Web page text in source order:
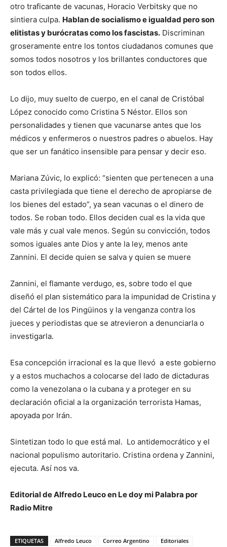
otro traficante de vacunas, Horacio Verbitsky que no
sintiera culpa. Hablan de socialismo e igualdad pero son
elitistas y burócratas como los fascistas. Discriminan
groseramente entre los tontos ciudadanos comunes que
somos todos nosotros y los brillantes conductores que
son todos ellos.
Lo dijo, muy suelto de cuerpo, en el canal de Cristóbal
López conocido como Cristina 5 Néstor. Ellos son
personalidades y tienen que vacunarse antes que los
médicos y enfermeros o nuestros padres o abuelos. Hay
que ser un fanático insensible para pensar y decir eso.
Mariana Zúvic, lo explicó: “sienten que pertenecen a una
casta privilegiada que tiene el derecho de apropiarse de
los bienes del estado”, ya sean vacunas o el dinero de
todos. Se roban todo. Ellos deciden cual es la vida que
vale más y cual vale menos. Según su convicción, todos
somos iguales ante Dios y ante la ley, menos ante
Zannini. El decide quien se salva y quien se muere
Zannini, el flamante verdugo, es, sobre todo el que
diseñó el plan sistemático para la impunidad de Cristina y
del Cártel de los Pingüinos y la venganza contra los
jueces y periodistas que se atrevieron a denunciarla o
investigarla.
Esa concepción irracional es la que llevó a este gobierno
y a estos muchachos a colocarse del lado de dictaduras
como la venezolana o la cubana y a proteger en su
declaración oficial a la organización terrorista Hamas,
apoyada por Irán.
Sintetizan todo lo que está mal. Lo antidemocrático y el
nacional populismo autoritario. Cristina ordena y Zannini,
ejecuta. Así nos va.
Editorial de Alfredo Leuco en Le doy mi Palabra por
Radio Mitre
ETIQUETAS Alfredo Leuco Correo Argentino
Editoriales